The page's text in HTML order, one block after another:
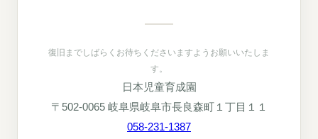
復旧までしばらくお待ちくださいますようお願いいたしま
す。
日本児童育成園
〒502-0065 岐阜県岐阜市長良森町１丁目１１
058-231-1387